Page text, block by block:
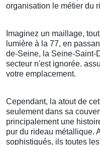
organisation le métier du
Imaginez un maillage,
lumière à la 77, en
de-Seine, la Seine-Saint-
secteur n'est ignorée.
votre emplacement.
Cependant, la atout de
seulement dans sa
principalement une
pur du rideau métallique.
sophistiqués, ils toutes